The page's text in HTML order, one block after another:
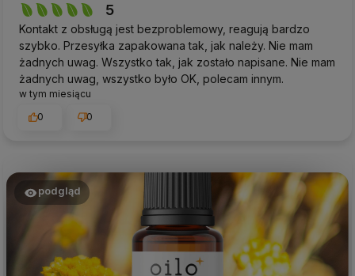
5
Kontakt z obsługą jest bezproblemowy, reagują bardzo
szybko. Przesyłka zapakowana tak, jak należy. Nie mam
żadnych uwag. Wszystko tak, jak zostało napisane. Nie mam
żadnych uwag, wszystko było OK, polecam innym.
w tym miesiącu
0
0
podgląd